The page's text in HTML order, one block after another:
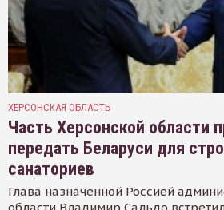
ХЕРСОНСКАЯ ОБЛАСТЬ
Часть Херсонской области
передать Беларуси для
санаториев
Глава назначенной Россией